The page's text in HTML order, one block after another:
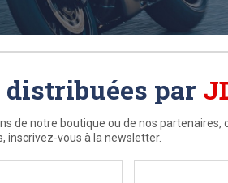
distribuées par
de notre boutique ou de nos partenaires,
inscrivez-vous à la newsletter.